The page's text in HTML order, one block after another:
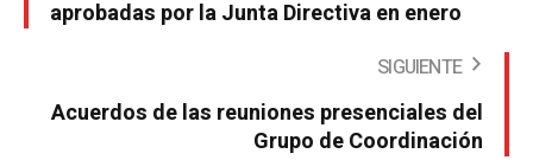
aprobadas por la Junta Directiva en enero
SIGUIENTE
Acuerdos de las reuniones presenciales del
Grupo de Coordinación